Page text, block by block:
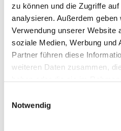
zu können und die Zugriffe
analysieren. Außerdem
Verwendung unserer Website
soziale Medien, Werbung und
Partner führen diese
weiteren Daten zusammen,
Notwendig
Dies